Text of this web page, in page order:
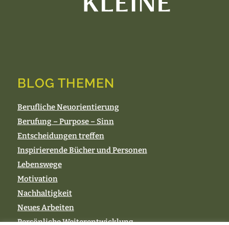
BLOG THEMEN
Berufliche Neuorientierung
Berufung – Purpose – Sinn
Entscheidungen treffen
Inspirierende Bücher und Personen
Lebenswege
Motivation
Nachhaltigkeit
Neues Arbeiten
Persönliche Weiterentwicklung